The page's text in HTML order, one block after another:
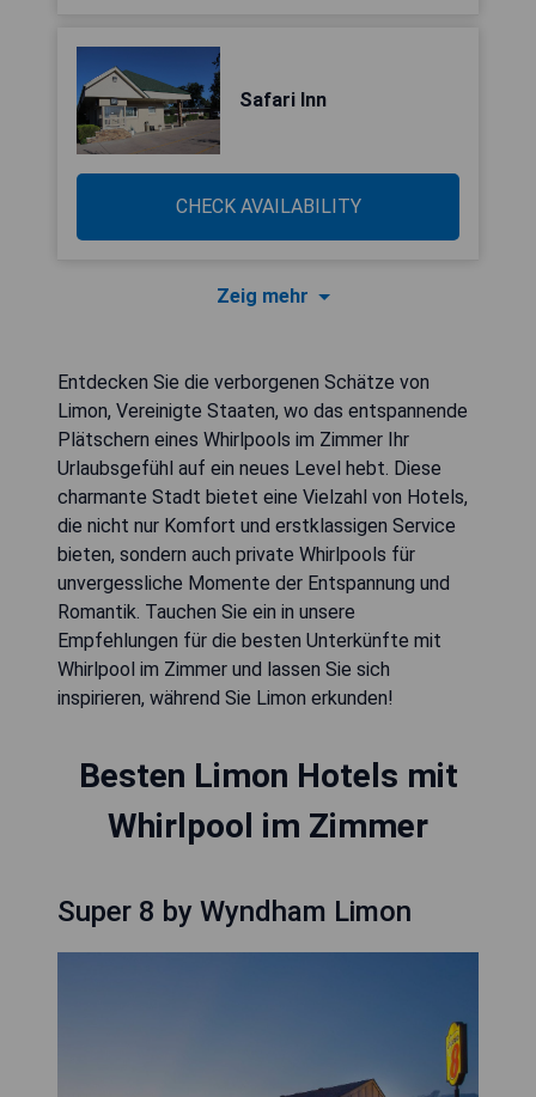
Safari Inn
CHECK AVAILABILITY
Zeig mehr
Entdecken Sie die verborgenen Schätze von
Limon, Vereinigte Staaten, wo das entspannende
Plätschern eines Whirlpools im Zimmer Ihr
Urlaubsgefühl auf ein neues Level hebt. Diese
charmante Stadt bietet eine Vielzahl von Hotels,
die nicht nur Komfort und erstklassigen Service
bieten, sondern auch private Whirlpools für
unvergessliche Momente der Entspannung und
Romantik. Tauchen Sie ein in unsere
Empfehlungen für die besten Unterkünfte mit
Whirlpool im Zimmer und lassen Sie sich
inspirieren, während Sie Limon erkunden!
Besten Limon Hotels mit
Whirlpool im Zimmer
Super 8 by Wyndham Limon